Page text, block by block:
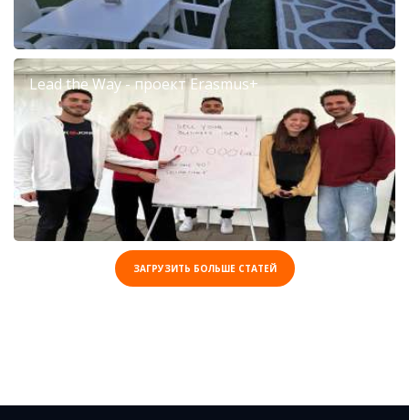
Lead the Way - проект Erasmus+
ЗАГРУЗИТЬ БОЛЬШЕ СТАТЕЙ